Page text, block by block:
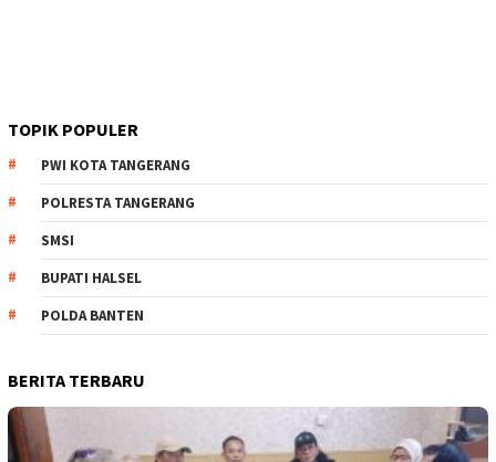
TOPIK POPULER
PWI KOTA TANGERANG
POLRESTA TANGERANG
SMSI
BUPATI HALSEL
POLDA BANTEN
BERITA TERBARU